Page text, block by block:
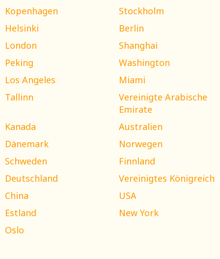
Kopenhagen
Stockholm
Helsinki
Berlin
London
Shanghai
Peking
Washington
Los Angeles
Miami
Tallinn
Vereinigte Arabische
Emirate
Kanada
Australien
Dänemark
Norwegen
Schweden
Finnland
Deutschland
Vereinigtes Königreich
China
USA
Estland
New York
Oslo